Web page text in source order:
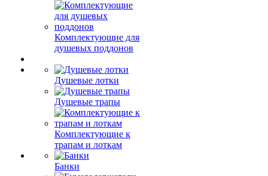
Комплектующие для
душевых поддонов
Душевые лотки
Душевые трапы
Комплектующие к
трапам и лоткам
Банки